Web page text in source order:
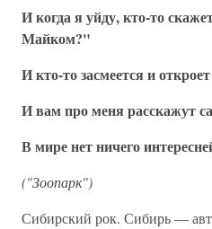
И когда я уйду, кто-то
Майком?"
И кто-то засмеется и
И вам про меня расскажут
В мире нет ничего
("Зоопарк")
Сибирский рок. Сибирь —